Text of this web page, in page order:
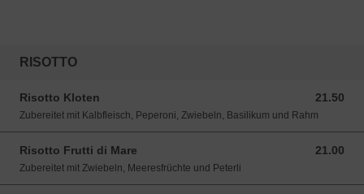
RISOTTO
Risotto Kloten 21.50
21.50 CHF
Zubereitet mit Kalbfleisch, Peperoni, Zwiebeln, Basilikum und Rahm
Risotto Frutti di Mare 21.00
21.00 CHF
Zubereitet mit Zwiebeln, Meeresfrüchte und Peterli